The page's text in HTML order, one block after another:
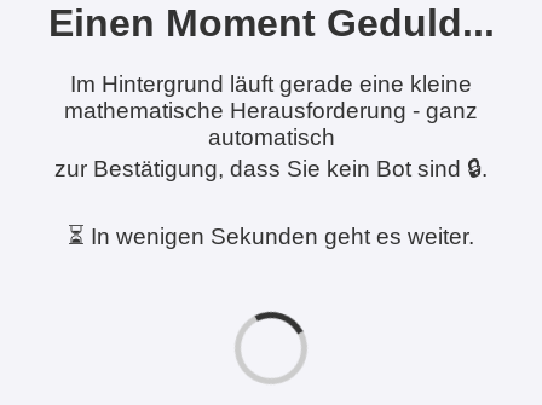
Einen Moment Geduld...
Im Hintergrund läuft gerade eine kleine
mathematische Herausforderung - ganz
automatisch
zur Bestätigung, dass Sie kein Bot sind 🔒.
⏳ In wenigen Sekunden geht es weiter.